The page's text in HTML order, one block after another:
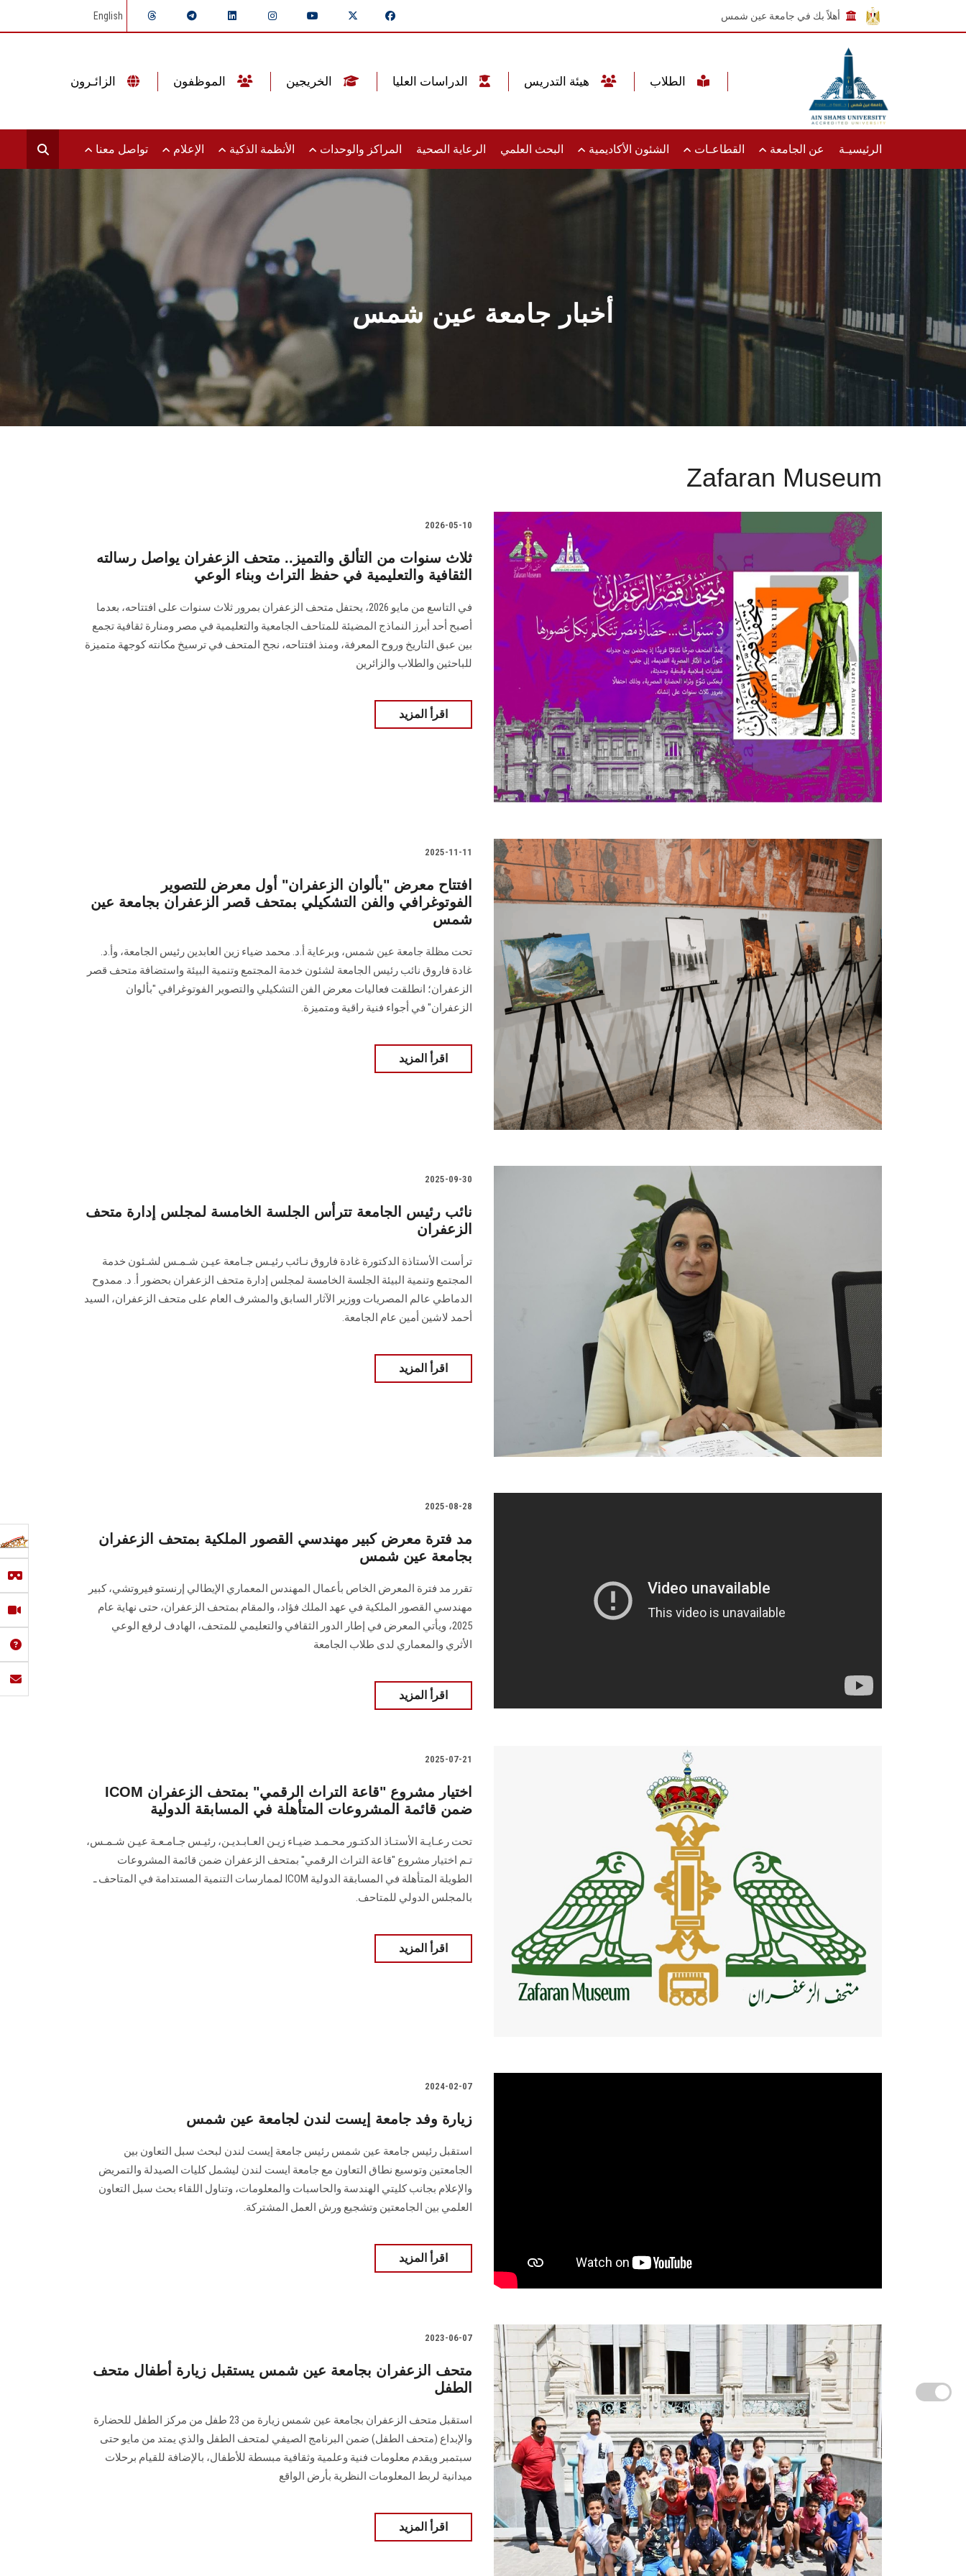
أهلاً بك في جامعة عين شمس English
الرئيسيـة عن الجامعة القطاعـات الشئون الأكاديمية البحث العلمي الرعاية الصحية المراكز والوحدات الأنظمة الذكية الإعلام تواصل معنا
أخبار جامعة عين شمس
Zafaran Museum
2026-05-10
ثلاث سنوات من التألق والتميز.. متحف الزعفران يواصل رسالته
الثقافية والتعليمية في حفظ التراث وبناء الوعي
في التاسع من مايو 2026، يحتفل متحف الزعفران بمرور ثلاث سنوات على افتتاحه، بعدما
أصبح أحد أبرز النماذج المضيئة للمتاحف الجامعية والتعليمية في مصر ومنارة ثقافية تجمع
بين عبق التاريخ وروح المعرفة، ومنذ افتتاحه، نجح المتحف في ترسيخ مكانته كوجهة متميزة
للباحثين والطلاب والزائرين
اقرأ المزيد
2025-11-11
افتتاح معرض "بألوان الزعفران" أول معرض للتصوير
الفوتوغرافي والفن التشكيلي بمتحف قصر الزعفران بجامعة عين
شمس
تحت مظلة جامعة عين شمس، وبرعاية أ.د. محمد ضياء زين العابدين رئيس الجامعة، وأ.د.
غادة فاروق نائب رئيس الجامعة لشئون خدمة المجتمع وتنمية البيئة واستضافة متحف قصر
الزعفران؛ انطلقت فعاليات معرض الفن التشكيلي والتصوير الفوتوغرافي "بألوان
الزعفران" في أجواء فنية راقية ومتميزة.
اقرأ المزيد
2025-09-30
نائب رئيس الجامعة تترأس الجلسة الخامسة لمجلس إدارة متحف
الزعفران
ترأست الأستاذة الدكتورة غادة فاروق نـائب رئيـس جـامعة عيـن شـمـس لشـئون خدمة
المجتمع وتنمية البيئة الجلسة الخامسة لمجلس إدارة متحف الزعفران بحضور أ. د. ممدوح
الدماطي عالم المصريات ووزير الآثار السابق والمشرف العام على متحف الزعفران، السيد
أحمد لاشين أمين عام الجامعة.
اقرأ المزيد
2025-08-28
مد فترة معرض كبير مهندسي القصور الملكية بمتحف الزعفران
بجامعة عين شمس
تقرر مد فترة المعرض الخاص بأعمال المهندس المعماري الإيطالي إرنستو فيروتشي، كبير
مهندسي القصور الملكية في عهد الملك فؤاد، والمقام بمتحف الزعفران، حتى نهاية عام
2025، ويأتي المعرض في إطار الدور الثقافي والتعليمي للمتحف، الهادف لرفع الوعي
الأثري والمعماري لدى طلاب الجامعة
اقرأ المزيد
2025-07-21
ICOM اختيار مشروع "قاعة التراث الرقمي" بمتحف الزعفران
ضمن قائمة المشروعات المتأهلة في المسابقة الدولية
تحت رعـايـة الأستـاذ الدكتـور محـمـد ضيـاء زيـن العـابـديـن، رئيـس جـامـعـة عيـن شـمـس،
تـم اختيار مشروع "قاعة التراث الرقمي" بمتحف الزعفران ضمن قائمة المشروعات
الطويلة المتأهلة في المسابقة الدولية ICOM لممارسات التنمية المستدامة في المتاحف ـ
بالمجلس الدولي للمتاحف.
اقرأ المزيد
2024-02-07
زيارة وفد جامعة إيست لندن لجامعة عين شمس
استقبل رئيس جامعة عين شمس رئيس جامعة إيست لندن لبحث سبل التعاون بين
الجامعتين وتوسيع نطاق التعاون مع جامعة ايست لندن ليشمل كليات الصيدلة والتمريض
والإعلام بجانب كليتي الهندسة والحاسبات والمعلومات، وتناول اللقاء بحث سبل التعاون
العلمي بين الجامعتين وتشجيع ورش العمل المشتركة.
اقرأ المزيد
2023-06-07
متحف الزعفران بجامعة عين شمس يستقبل زيارة أطفال متحف
الطفل
استقبل متحف الزعفران بجامعة عين شمس زيارة من 23 طفل من مركز الطفل للحضارة
والإبداع (متحف الطفل) ضمن البرنامج الصيفي لمتحف الطفل والذي يمتد من مايو حتى
سبتمبر ويقدم معلومات فنية وعلمية وثقافية مبسطة للأطفال، بالإضافة للقيام برحلات
ميدانية لربط المعلومات النظرية بأرض الواقع
اقرأ المزيد